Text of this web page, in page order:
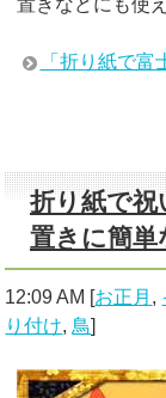
「折り紙で
折り紙で祝
置きに簡単
12:09 AM [お正月 ,
り付け, 鳥]